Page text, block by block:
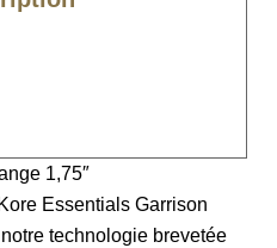
1,75″
Essentials Garrison
technologie brevetée